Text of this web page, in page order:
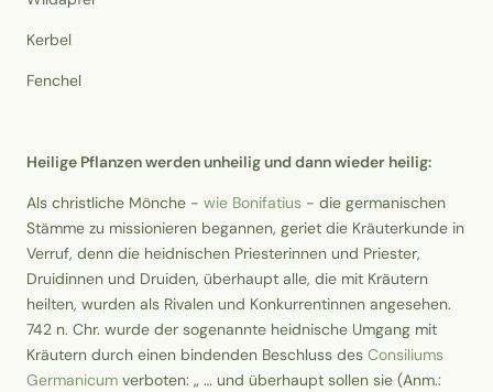
Kerbel
Fenchel
Heilige Pflanzen werden unheilig und dann wieder heilig:
Als christliche Mönche - wie Bonifatius - die germanischen
Stämme zu missionieren begannen, geriet die Kräuterkunde in
Verruf, denn die heidnischen Priesterinnen und Priester,
Druidinnen und Druiden, überhaupt alle, die mit Kräutern
heilten, wurden als Rivalen und Konkurrentinnen angesehen.
742 n. Chr. wurde der sogenannte heidnische Umgang mit
Kräutern durch einen bindenden Beschluss des Consiliums
Germanicum verboten: „ … und überhaupt sollen sie (Anm.: